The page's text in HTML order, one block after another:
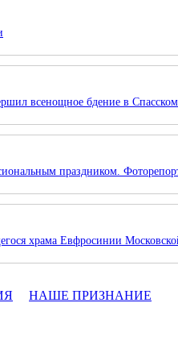
всенощное бдение в
праздником.
храма Евфросинии
НАШЕ ПРИЗНАНИЕ